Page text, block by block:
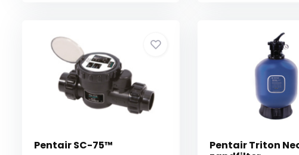
Pentair SC-75™
Pentair Triton